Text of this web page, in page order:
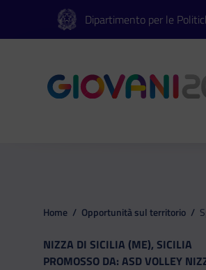
Vai al contenuto principale
Vai al footer Dipartimento per le
Home / Opportunità sul territorio /
NIZZA DI SICILIA (ME), SICILIA
PROMOSSO DA: ASD VOLLEY